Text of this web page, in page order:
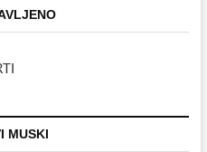
MUSKI